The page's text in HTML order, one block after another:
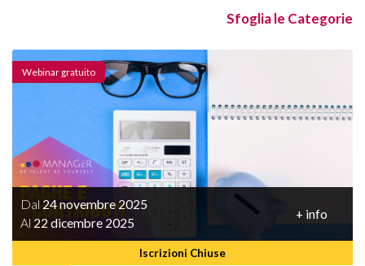
Sfoglia le Categorie
Iscrizioni Chiuse
Dal 24 novembre 2025
Al 22 dicembre 2025
+ info
Webinar gratuito